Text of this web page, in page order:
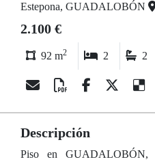
Estepona, GUADALOBÓN
2.100 €
92 m2 2 2
Descripción
Piso en GUADALOBÓN,